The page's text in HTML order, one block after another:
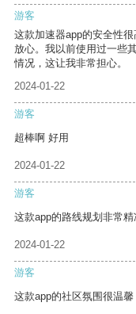
游客
这款加速器app的安全性
放心。我以前使用过一些
情况，这让我非常担心。
2024-01-22
游客
超棒啊 好用
2024-01-22
游客
这款app的路线规划非常精
2024-01-22
游客
这款app的社区氛围很温馨